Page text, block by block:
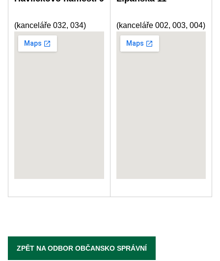
(kanceláře 032, 034) (kanceláře 002, 003, 004)
ZPĚT NA ODBOR OBČANSKO SPRÁVNÍ